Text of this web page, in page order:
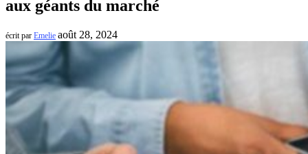
aux géants du marché
écrit par Emelie août 28, 2024